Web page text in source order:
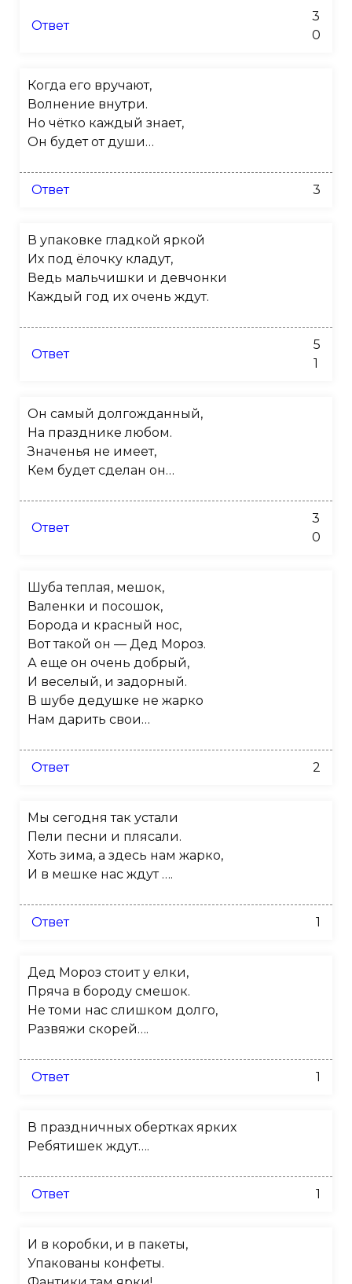
Ответ
3
0
Когда его вручают,
Волнение внутри.
Но чётко каждый знает,
Он будет от души…
Ответ 3
В упаковке гладкой яркой
Их под ёлочку кладут,
Ведь мальчишки и девчонки
Каждый год их очень ждут.
Ответ
5
1
Он самый долгожданный,
На празднике любом.
Значенья не имеет,
Кем будет сделан он…
Ответ
3
0
Шуба теплая, мешок,
Валенки и посошок,
Борода и красный нос,
Вот такой он — Дед Мороз.
А еще он очень добрый,
И веселый, и задорный.
В шубе дедушке не жарко
Нам дарить свои…
Ответ 2
Мы сегодня так устали
Пели песни и плясали.
Хоть зима, а здесь нам жарко,
И в мешке нас ждут ….
Ответ 1
Дед Мороз стоит у елки,
Пряча в бороду смешок.
Не томи нас слишком долго,
Развяжи скорей….
Ответ 1
В праздничных обертках ярких
Ребятишек ждут….
Ответ 1
И в коробки, и в пакеты,
Упакованы конфеты.